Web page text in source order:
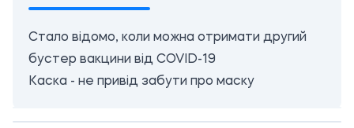
Стало відомо, коли можна отримати другий
бустер вакцини від COVID-19
Каска - не привід забути про маску